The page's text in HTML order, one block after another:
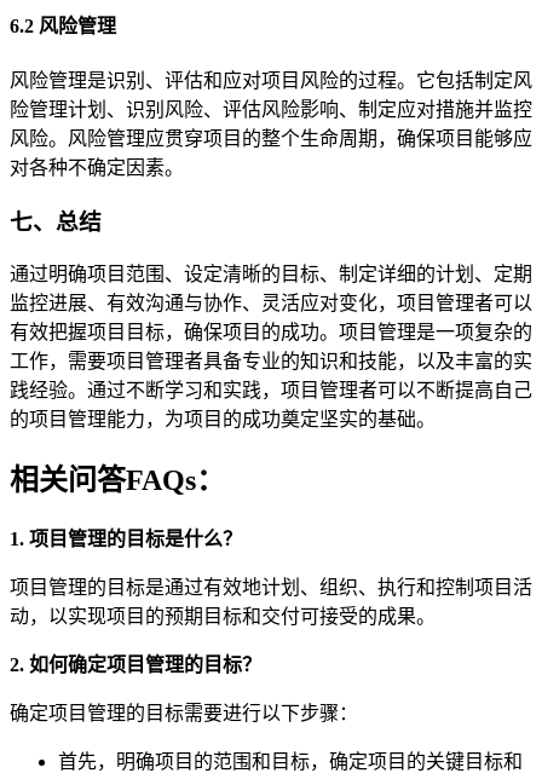
6.2 风险管理
风险管理是识别、评估和应对项目风险的过程。它包括制定风
险管理计划、识别风险、评估风险影响、制定应对措施并监控
风险。风险管理应贯穿项目的整个生命周期，确保项目能够应
对各种不确定因素。
七、总结
通过明确项目范围、设定清晰的目标、制定详细的计划、定期
监控进展、有效沟通与协作、灵活应对变化，项目管理者可以
有效把握项目目标，确保项目的成功。项目管理是一项复杂的
工作，需要项目管理者具备专业的知识和技能，以及丰富的实
践经验。通过不断学习和实践，项目管理者可以不断提高自己
的项目管理能力，为项目的成功奠定坚实的基础。
相关问答FAQs：
1. 项目管理的目标是什么？
项目管理的目标是通过有效地计划、组织、执行和控制项目活
动，以实现项目的预期目标和交付可接受的成果。
2. 如何确定项目管理的目标？
确定项目管理的目标需要进行以下步骤：
首先，明确项目的范围和目标，确定项目的关键目标和